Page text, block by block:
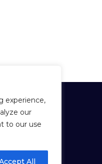
experience,
our
to our use
All